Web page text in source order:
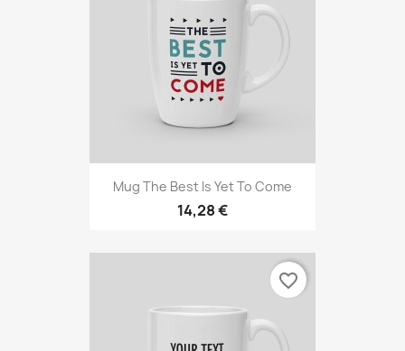
Mug The Best Is Yet To Come
14,28 €
favorite_border